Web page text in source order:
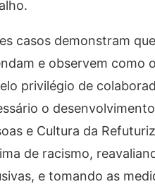
casos demonstram
e observem como
privilégio de
o
e Cultura da
de racismo,
e tomando as